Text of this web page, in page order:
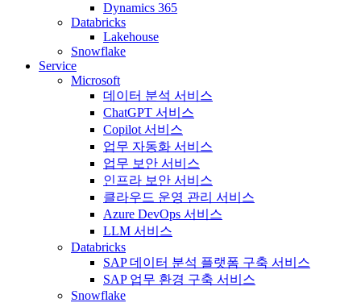
Dynamics 365
Databricks
Lakehouse
Snowflake
Service
Microsoft
데이터 분석 서비스
ChatGPT 서비스
Copilot 서비스
업무 자동화 서비스
업무 보안 서비스
인프라 보안 서비스
클라우드 운영 관리 서비스
Azure DevOps 서비스
LLM 서비스
Databricks
SAP 데이터 분석 플랫폼 구축 서비스
SAP 업무 환경 구축 서비스
Snowflake